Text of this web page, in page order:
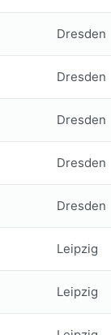
Dresden
Dresden
Dresden
Dresden
Dresden
Leipzig
Leipzig